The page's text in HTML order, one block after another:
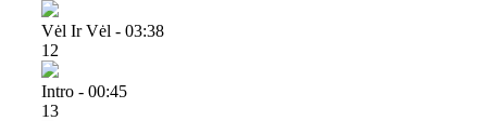
Vėl Ir Vėl - 03:38
12
Intro - 00:45
13